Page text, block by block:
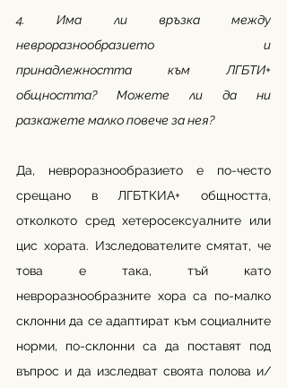
4. Има ли връзка между
невроразнообразието и
принадлежността към ЛГБТИ+
общността? Можете ли да ни
разкажете малко повече за нея?
Да, невроразнообразието е по-често
срещано в ЛГБТКИА+ общността,
отколкото сред хетеросексуалните или
цис хората. Изследователите смятат, че
това е така, тъй като
невроразнообразните хора са по-малко
склонни да се адаптират към социалните
норми, по-склонни са да поставят под
въпрос и да изследват своята полова и/